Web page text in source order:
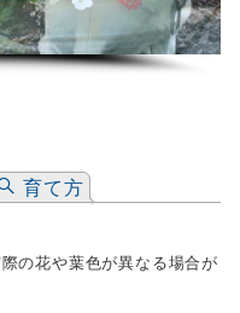
育て方
の花や葉色が異なる場合が